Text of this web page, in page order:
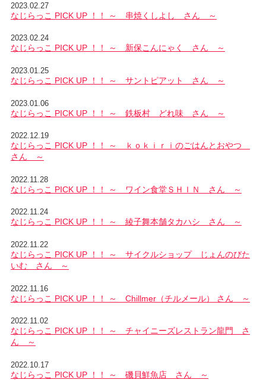
2023.02.27
なじらっこ PICK UP ！！ ～ 串焼くしよし さん ～
2023.02.24
なじらっこ PICK UP ！！ ～ 新保こんにゃく さん ～
2023.01.25
なじらっこ PICK UP ！！ ～ サントピアット さん ～
2023.01.06
なじらっこ PICK UP ！！ ～ 鉄板村 どれ味 さん ～
2022.12.19
なじらっこ PICK UP ！！ ～ ｋｏｋｉｒｉのごはんとおやつ
さん ～
2022.11.28
なじらっこ PICK UP ！！ ～ ワイン食堂ＳＨＩＮ さん ～
2022.11.24
なじらっこ PICK UP ！！ ～ 綾子舞本舗タカハシ さん ～
2022.11.22
なじらっこ PICK UP ！！ ～ サイクルショップ じょんのびた
いむ さん ～
2022.11.16
なじらっこ PICK UP ！！ ～ Chillmer（チルメール） さん ～
2022.11.02
なじらっこ PICK UP ！！ ～ チャイニーズレストラン龍門 さ
ん ～
2022.10.17
なじらっこ PICK UP ！！ ～ 磯貝鮮魚店 さん ～